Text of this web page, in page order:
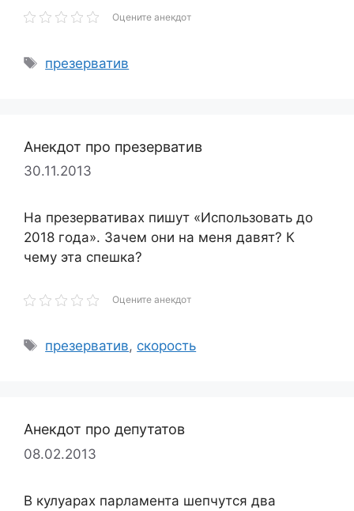
Оцените анекдот
Метки
презерватив
Анекдот про презерватив
30.11.2013
На презервативах пишут «Использовать до
2018 года». Зачем они на меня давят? К
чему эта спешка?
Оцените анекдот
Метки
презерватив, скорость
Анекдот про депутатов
08.02.2013
В кулуарах парламента шепчутся два